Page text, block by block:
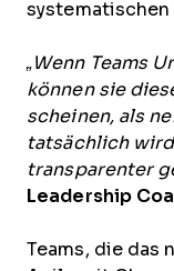
systematischen
„Wenn Teams
können sie
scheinen, als
tatsächlich
transparenter
Leadership
Teams, die das